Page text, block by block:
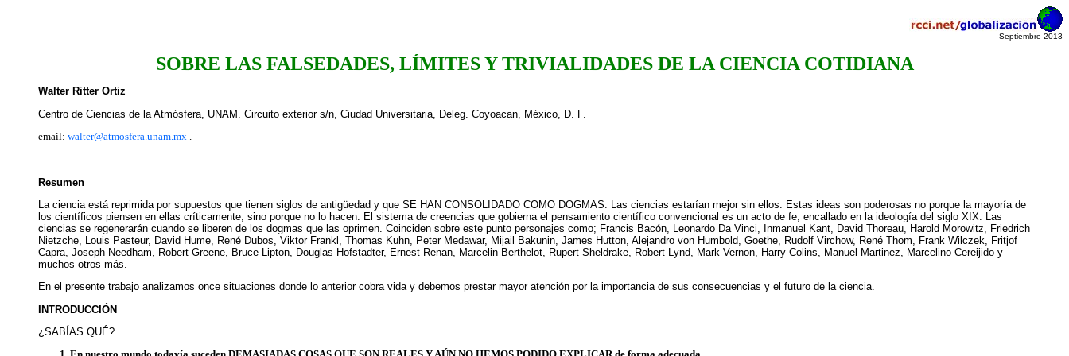
Septiembre 2013
SOBRE LAS FALSEDADES, LÍMITES Y TRIVIALIDADES DE LA CIENCIA COTIDIANA
Walter Ritter Ortiz
Centro de Ciencias de la Atmósfera, UNAM. Circuito exterior s/n, Ciudad Universitaria, Deleg. Coyoacan, México, D. F.
email: walter@atmosfera.unam.mx
Resumen
La ciencia está reprimida por supuestos que tienen siglos de antigüedad y que SE HAN CONSOLIDADO COMO DOGMAS. Las ciencias estarían mejor sin ellos. Estas ideas son poderosas no porque la mayoría de
los científicos piensen en ellas críticamente, sino porque no lo hacen. El sistema de creencias que gobierna el pensamiento científico convencional es un acto de fe, encallado en la ideología del siglo XIX. Las
ciencias se regenerarán cuando se liberen de los dogmas que las oprimen. Coinciden sobre este punto personajes como; Francis Bacón, Leonardo Da Vinci, Inmanuel Kant, David Thoreau, Harold Morowitz, Friedrich
Nietzche, Louis Pasteur, David Hume, René Dubos, Viktor Frankl, Thomas Kuhn, Peter Medawar, Mijail Bakunin, James Hutton, Alejandro von Humbold, Goethe, Rudolf Virchow, René Thom, Frank Wilczek, Fritjof
Capra, Joseph Needham, Robert Greene, Bruce Lipton, Douglas Hofstadter, Ernest Renan, Marcelin Berthelot, Rupert Sheldrake, Robert Lynd, Mark Vernon, Harry Colins, Manuel Martinez, Marcelino Cereijido y
muchos otros más.
En el presente trabajo analizamos once situaciones donde lo anterior cobra vida y debemos prestar mayor atención por la importancia de sus consecuencias y el futuro de la ciencia.
INTRODUCCIÓN
¿SABÍAS QUÉ?